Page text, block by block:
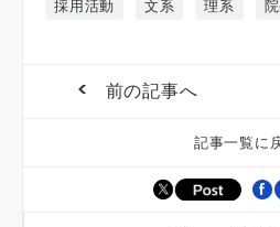
採用活動 文系 理系
前の記事へ
記事一覧に